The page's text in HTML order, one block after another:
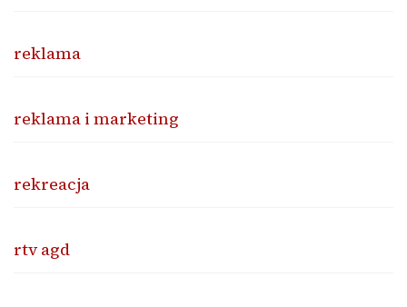
reklama
reklama i marketing
rekreacja
rtv agd